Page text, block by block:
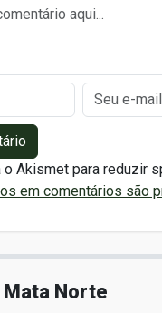
Akismet para reduzir
em comentários são
Mata Norte